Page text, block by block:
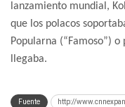
lanzamiento mundial,
que los polacos
Popularna (“Famoso”)
llegaba.
Fuente http://